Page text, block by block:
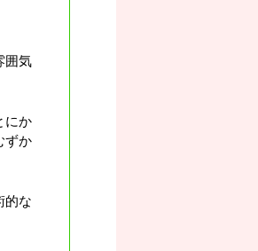
囲気
にか
ずか
的な